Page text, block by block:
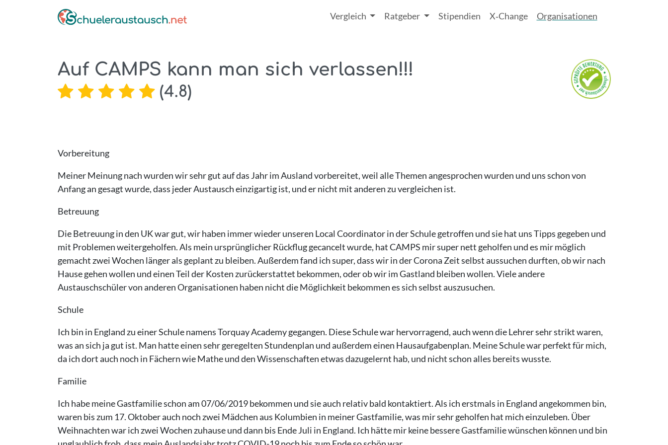
Vergleich Ratgeber Stipendien X‑Change Organisationen
Auf CAMPS kann man sich verlassen!!!
(4.8)
Vorbereitung
Meiner Meinung nach wurden wir sehr gut auf das Jahr im Ausland vorbereitet, weil alle Themen angesprochen wurden und uns schon von
Anfang an gesagt wurde, dass jeder Austausch einzigartig ist, und er nicht mit anderen zu vergleichen ist.
Betreuung
Die Betreuung in den UK war gut, wir haben immer wieder unseren Local Coordinator in der Schule getroffen und sie hat uns Tipps gegeben und
mit Problemen weitergeholfen. Als mein ursprünglicher Rückflug gecancelt wurde, hat CAMPS mir super nett geholfen und es mir möglich
gemacht zwei Wochen länger als geplant zu bleiben. Außerdem fand ich super, dass wir in der Corona Zeit selbst aussuchen durften, ob wir nach
Hause gehen wollen und einen Teil der Kosten zurückerstattet bekommen, oder ob wir im Gastland bleiben wollen. Viele andere
Austauschschüler von anderen Organisationen haben nicht die Möglichkeit bekommen es sich selbst auszusuchen.
Schule
Ich bin in England zu einer Schule namens Torquay Academy gegangen. Diese Schule war hervorragend, auch wenn die Lehrer sehr strikt waren,
was an sich ja gut ist. Man hatte einen sehr geregelten Stundenplan und außerdem einen Hausaufgabenplan. Meine Schule war perfekt für mich,
da ich dort auch noch in Fächern wie Mathe und den Wissenschaften etwas dazugelernt hab, und nicht schon alles bereits wusste.
Familie
Ich habe meine Gastfamilie schon am 07/06/2019 bekommen und sie auch relativ bald kontaktiert. Als ich erstmals in England angekommen bin,
waren bis zum 17. Oktober auch noch zwei Mädchen aus Kolumbien in meiner Gastfamilie, was mir sehr geholfen hat mich einzuleben. Über
Weihnachten war ich zwei Wochen zuhause und dann bis Ende Juli in England. Ich hätte mir keine bessere Gastfamilie wünschen können und bin